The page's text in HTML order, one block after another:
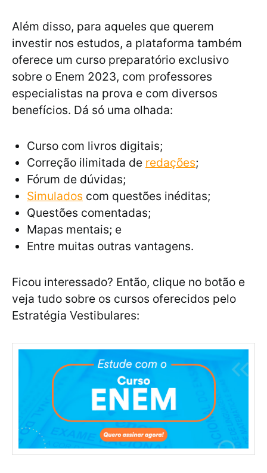
Além disso, para aqueles que querem
investir nos estudos, a plataforma também
oferece um curso preparatório exclusivo
sobre o Enem 2023, com professores
especialistas na prova e com diversos
benefícios. Dá só uma olhada:
Curso com livros digitais;
Correção ilimitada de redações;
Fórum de dúvidas;
Simulados com questões inéditas;
Questões comentadas;
Mapas mentais; e
Entre muitas outras vantagens.
Ficou interessado? Então, clique no botão e
veja tudo sobre os cursos oferecidos pelo
Estratégia Vestibulares: